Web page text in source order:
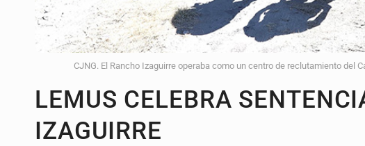
CJNG. El Rancho Izaguirre operaba como un centro de reclutamiento del
LEMUS CELEBRA
IZAGUIRRE